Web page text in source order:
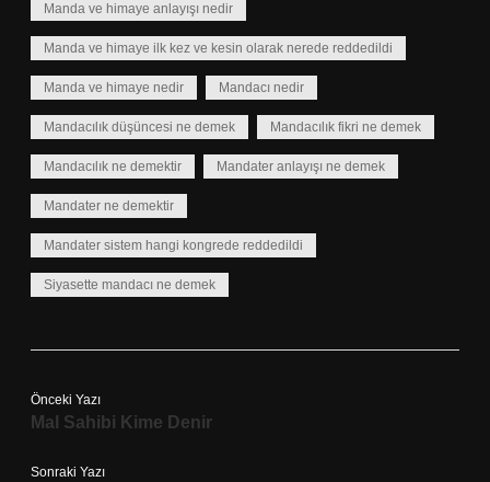
Manda ve himaye anlayışı nedir
Manda ve himaye ilk kez ve kesin olarak nerede reddedildi
Manda ve himaye nedir Mandacı nedir
Mandacılık düşüncesi ne demek Mandacılık fikri ne demek
Mandacılık ne demektir Mandater anlayışı ne demek
Mandater ne demektir
Mandater sistem hangi kongrede reddedildi
Siyasette mandacı ne demek
Önceki Yazı
Mal Sahibi Kime Denir
Sonraki Yazı